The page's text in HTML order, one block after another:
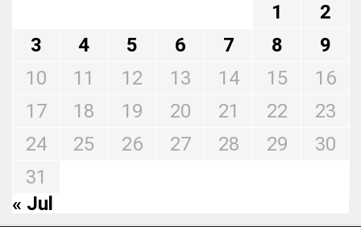
1
2
3
4 5 6 7 8
9
10
11 12 13 14 15
16
17
18 19 20 21 22
23
24
25 26 27 28 29
30
31
« Jul